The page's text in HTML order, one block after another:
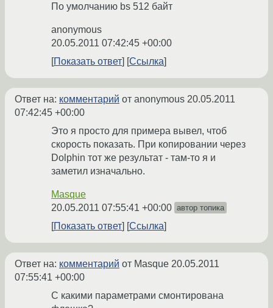
По умолчанию bs 512 байт
anonymous
20.05.2011 07:42:45 +00:00
Показать ответ
Ссылка
Ответ на: комментарий от anonymous 20.05.2011
07:42:45 +00:00
Это я просто для примера вывел, чтоб
скорость показать. При копировании через
Dolphin тот же результат - там-то я и
заметил изначально.
Masque
20.05.2011 07:55:41 +00:00 автор топика
Показать ответ Ссылка
Ответ на: комментарий от Masque 20.05.2011
07:55:41 +00:00
С какими параметрами смонтирована